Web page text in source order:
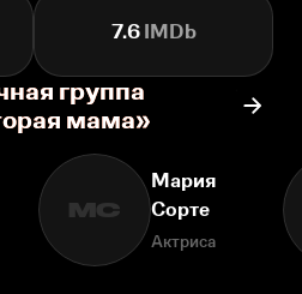
7.6IMDb
группа
мама»
МС
Мария
Сорте
Актриса